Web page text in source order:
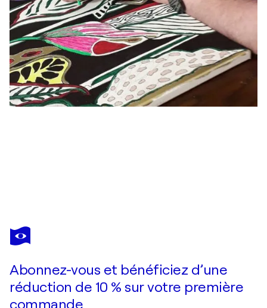
ANGELO MARZULLO
Abonnez-vous et bénéficiez d’une
réduction de 10 % sur votre première
commande